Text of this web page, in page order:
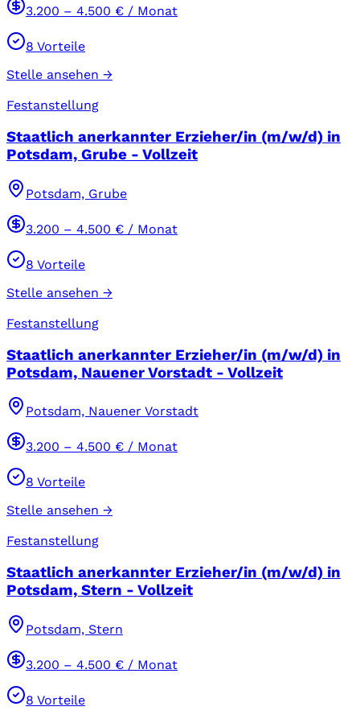
3.200 – 4.500 € / Monat
8 Vorteile
Stelle ansehen →
Festanstellung
Staatlich anerkannter Erzieher/in (m/w/d) in
Potsdam, Grube - Vollzeit
Potsdam, Grube
3.200 – 4.500 € / Monat
8 Vorteile
Stelle ansehen →
Festanstellung
Staatlich anerkannter Erzieher/in (m/w/d) in
Potsdam, Nauener Vorstadt - Vollzeit
Potsdam, Nauener Vorstadt
3.200 – 4.500 € / Monat
8 Vorteile
Stelle ansehen →
Festanstellung
Staatlich anerkannter Erzieher/in (m/w/d) in
Potsdam, Stern - Vollzeit
Potsdam, Stern
3.200 – 4.500 € / Monat
8 Vorteile